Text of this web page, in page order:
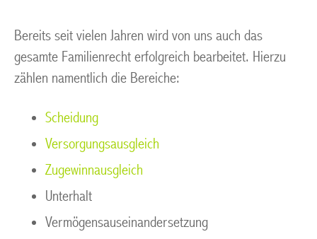
Bereits seit vielen Jahren wird von uns auch das
gesamte Familienrecht erfolgreich bearbeitet. Hierzu
zählen namentlich die Bereiche:
Scheidung
Versorgungsausgleich
Zugewinnausgleich
Unterhalt
Vermögensauseinandersetzung